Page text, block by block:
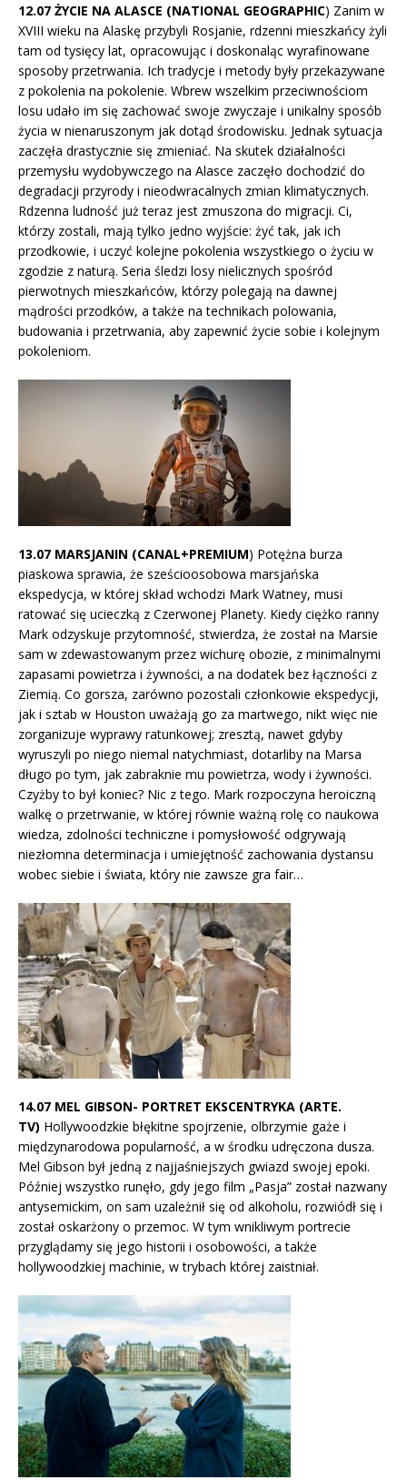
12.07 ŻYCIE NA ALASCE (NATIONAL GEOGRAPHIC) Zanim w
XVIII wieku na Alaskę przybyli Rosjanie, rdzenni mieszkańcy żyli
tam od tysięcy lat, opracowując i doskonaląc wyrafinowane
sposoby przetrwania. Ich tradycje i metody były przekazywane
z pokolenia na pokolenie. Wbrew wszelkim przeciwnościom
losu udało im się zachować swoje zwyczaje i unikalny sposób
życia w nienaruszonym jak dotąd środowisku. Jednak sytuacja
zaczęła drastycznie się zmieniać. Na skutek działalności
przemysłu wydobywczego na Alasce zaczęło dochodzić do
degradacji przyrody i nieodwracalnych zmian klimatycznych.
Rdzenna ludność już teraz jest zmuszona do migracji. Ci,
którzy zostali, mają tylko jedno wyjście: żyć tak, jak ich
przodkowie, i uczyć kolejne pokolenia wszystkiego o życiu w
zgodzie z naturą. Seria śledzi losy nielicznych spośród
pierwotnych mieszkańców, którzy polegają na dawnej
mądrości przodków, a także na technikach polowania,
budowania i przetrwania, aby zapewnić życie sobie i kolejnym
pokoleniom.
13.07 MARSJANIN (CANAL+PREMIUM) Potężna burza
piaskowa sprawia, że sześcioosobowa marsjańska
ekspedycja, w której skład wchodzi Mark Watney, musi
ratować się ucieczką z Czerwonej Planety. Kiedy ciężko ranny
Mark odzyskuje przytomność, stwierdza, że został na Marsie
sam w zdewastowanym przez wichurę obozie, z minimalnymi
zapasami powietrza i żywności, a na dodatek bez łączności z
Ziemią. Co gorsza, zarówno pozostali członkowie ekspedycji,
jak i sztab w Houston uważają go za martwego, nikt więc nie
zorganizuje wyprawy ratunkowej; zresztą, nawet gdyby
wyruszyli po niego niemal natychmiast, dotarliby na Marsa
długo po tym, jak zabraknie mu powietrza, wody i żywności.
Czyżby to był koniec? Nic z tego. Mark rozpoczyna heroiczną
walkę o przetrwanie, w której równie ważną rolę co naukowa
wiedza, zdolności techniczne i pomysłowość odgrywają
niezłomna determinacja i umiejętność zachowania dystansu
wobec siebie i świata, który nie zawsze gra fair…
14.07 MEL GIBSON- PORTRET EKSCENTRYKA (ARTE.
TV) Hollywoodzkie błękitne spojrzenie, olbrzymie gaże i
międzynarodowa popularność, a w środku udręczona dusza.
Mel Gibson był jedną z najjaśniejszych gwiazd swojej epoki.
Później wszystko runęło, gdy jego film „Pasja” został nazwany
antysemickim, on sam uzależnił się od alkoholu, rozwiódł się i
został oskarżony o przemoc. W tym wnikliwym portrecie
przyglądamy się jego historii i osobowości, a także
hollywoodzkiej machinie, w trybach której zaistniał.